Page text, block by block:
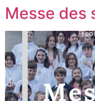
Messe des